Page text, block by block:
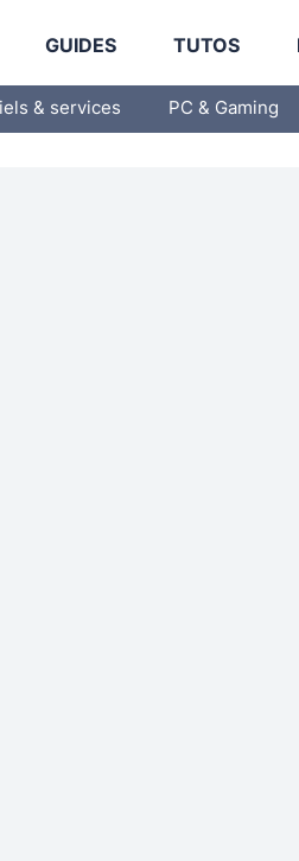
GUIDES TUTOS
& services PC & Gaming